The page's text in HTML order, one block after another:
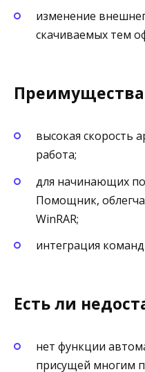
изменение
скачиваемых тем
Преимущества
высокая скорость
работа;
для начинающих
Помощник,
WinRAR;
интеграция
Есть ли
нет функции
присущей многим